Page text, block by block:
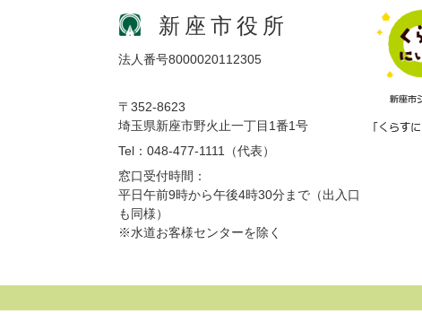
新座市役所
法人番号8000020112305
〒352-8623
埼玉県新座市野火止一丁目1番1号
Tel：048-477-1111（代表）
窓口受付時間：
平日午前9時から午後4時30分まで（出入口
も同様）
※水道お客様センターを除く